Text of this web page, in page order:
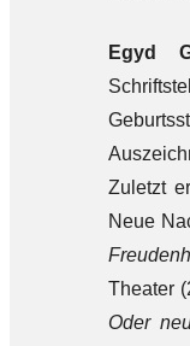
Egyd
Zuletzt
Neue
Theater
Oder